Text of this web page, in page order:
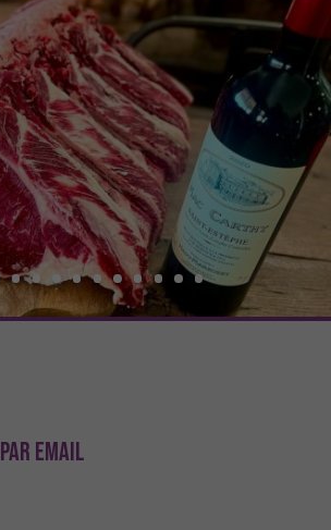
PAR EMAIL